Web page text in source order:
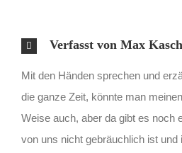
Verfasst von Max Kasch
Mit den Händen sprechen und
die ganze Zeit, könnte man
Weise auch, aber da gibt es noch
von uns nicht gebräuchlich ist